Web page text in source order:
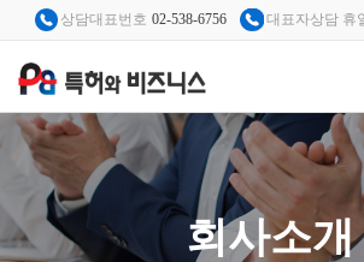
상담대표번호 02-538-6756 대표자상담 휴
회사소개